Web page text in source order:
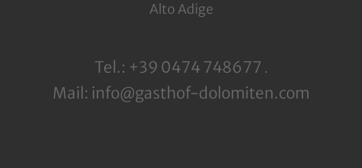
Alto Adige
Tel.: +39 0474 748677 .
Mail: info@gasthof-dolomiten.com